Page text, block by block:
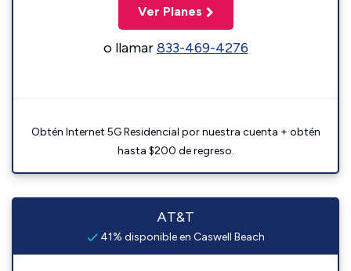
Ver Planes
o llamar833-469-4276
Obtén Internet 5G Residencial por nuestra cuenta + obtén
hasta $200 de regreso.
AT&T
41% disponible en Caswell Beach